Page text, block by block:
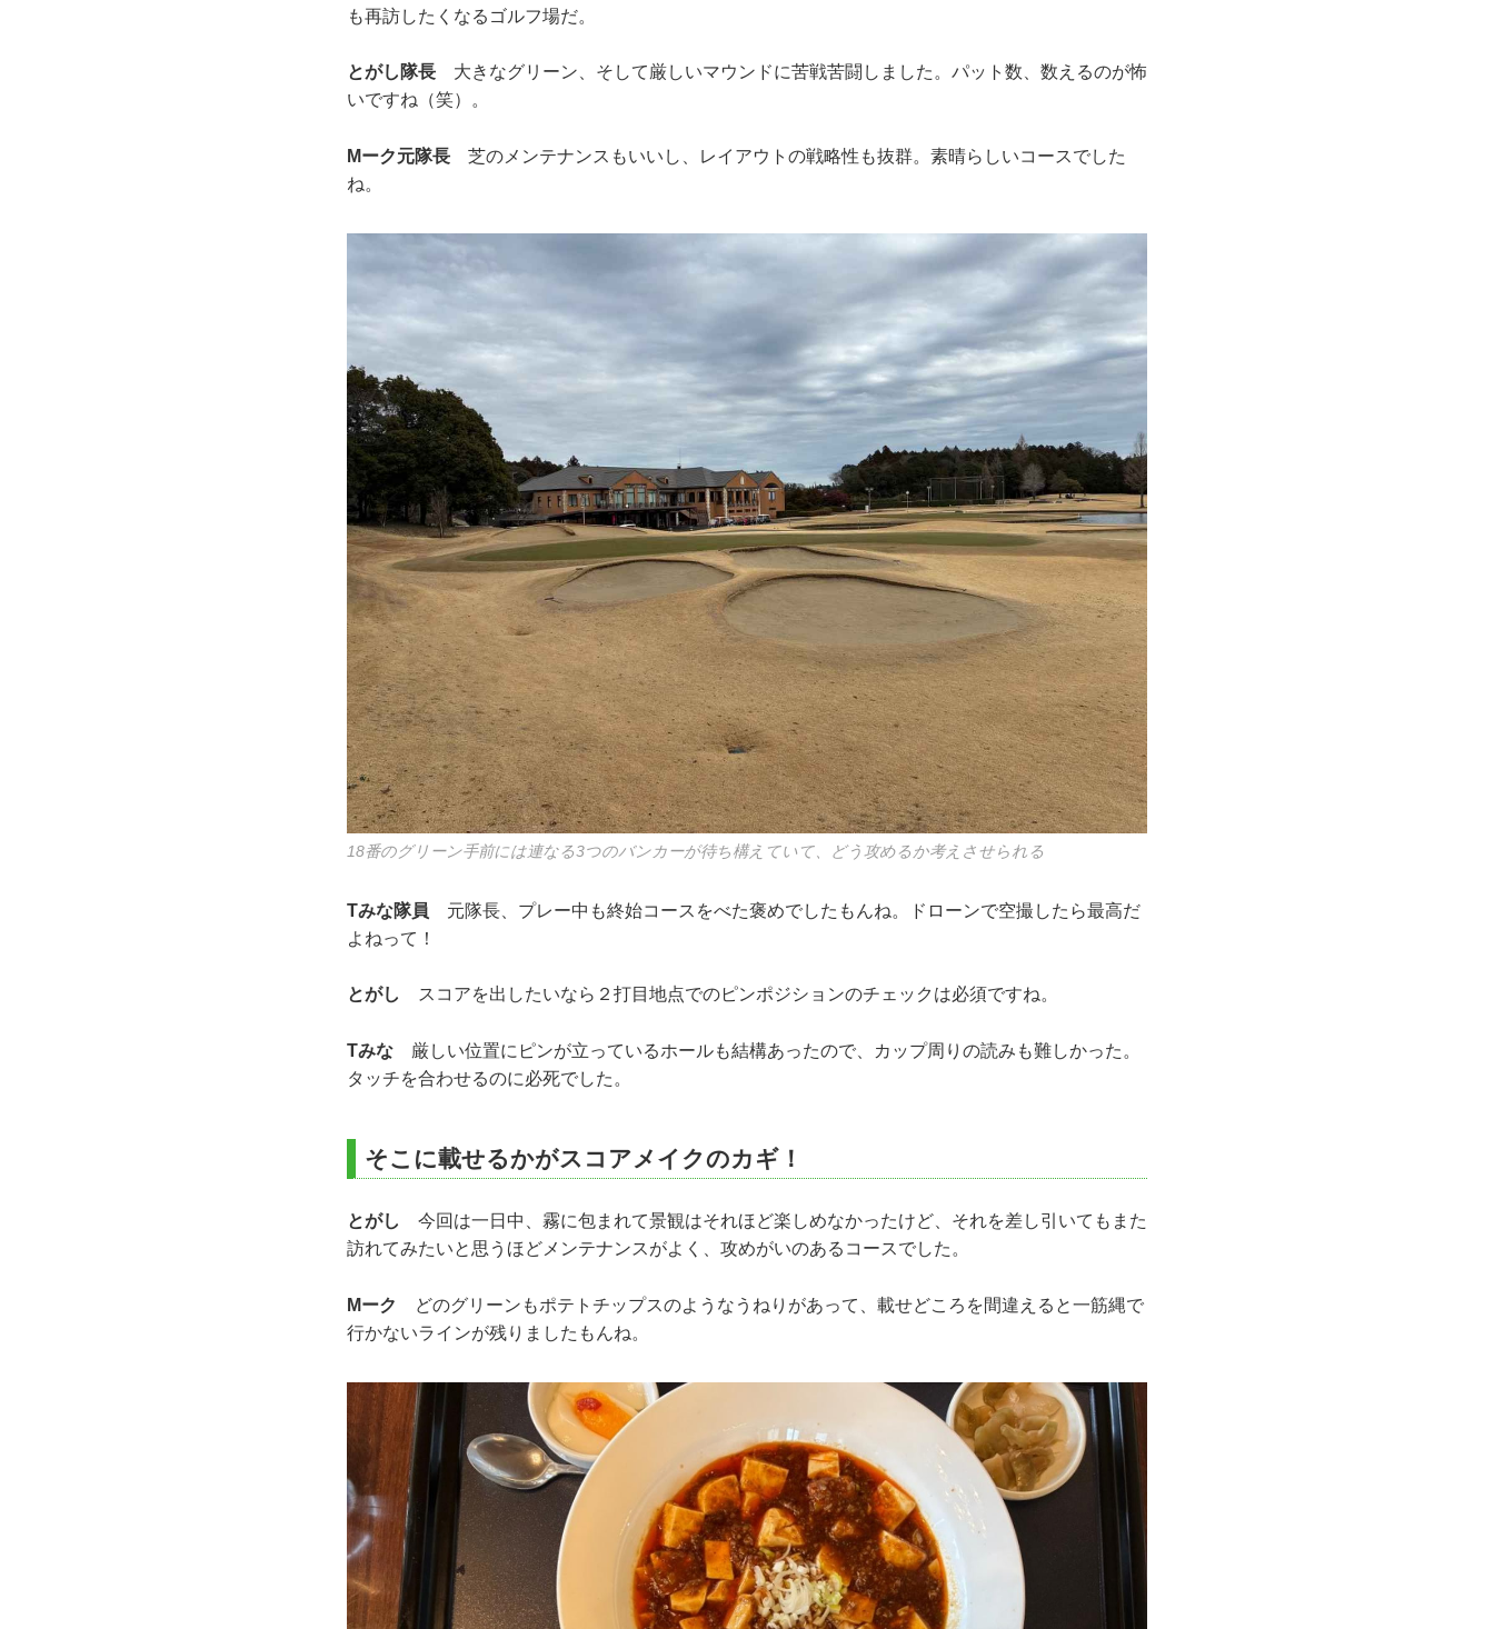
も再訪したくなるゴルフ場だ。
とがし隊長 大きなグリーン、そして厳しいマウンドに苦戦苦闘しました。パット数、数えるのが怖
いですね（笑）。
Mーク元隊長 芝のメンテナンスもいいし、レイアウトの戦略性も抜群。素晴らしいコースでした
ね。
18番のグリーン手前には連なる3つのバンカーが待ち構えていて、どう攻めるか考えさせられる
Tみな隊員 元隊長、プレー中も終始コースをべた褒めでしたもんね。ドローンで空撮したら最高だ
よねって！
とがし スコアを出したいなら２打目地点でのピンポジションのチェックは必須ですね。
Tみな 厳しい位置にピンが立っているホールも結構あったので、カップ周りの読みも難しかった。
タッチを合わせるのに必死でした。
そこに載せるかがスコアメイクのカギ！
とがし
今回は一日中、霧に包まれて景観はそれほど楽しめなかったけど、それを差し引いてもまた
訪れてみたいと思うほどメンテナンスがよく、攻めがいのあるコースでした。
Mーク
どのグリーンもポテトチップスのようなうねりがあって、載せどころを間違えると一筋縄で
行かないラインが残りましたもんね。